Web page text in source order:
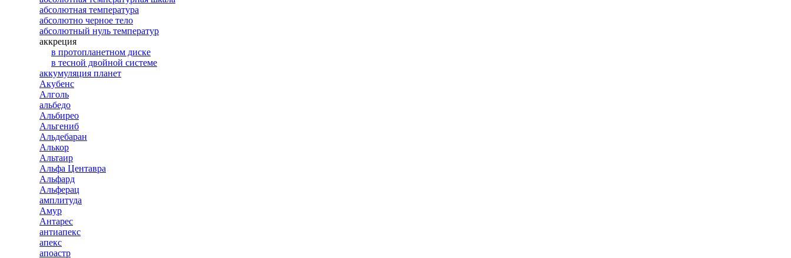
абсолютная температура
абсолютно черное тело
абсолютный нуль температур
аккреция
в протопланетном диске
в тесной двойной системе
аккумуляция планет
Акубенс
Алголь
альбедо
Альбирео
Альгениб
Альдебаран
Алькор
Альтаир
Альфа Центавра
Альфард
Альферац
амплитуда
Амур
Антарес
антиапекс
апекс
апоастр